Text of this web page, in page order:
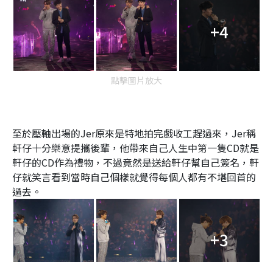
+4
點擊圖片放大
至於壓軸出場的Jer原來是特地拍完戲收工趕過來，Jer稱
軒仔十分樂意提攜後輩，他帶來自己人生中第一隻CD就是
軒仔的CD作為禮物，不過竟然是送給軒仔幫自己簽名，軒
仔就笑言看到當時自己個樣就覺得每個人都有不堪回首的
過去。
+3